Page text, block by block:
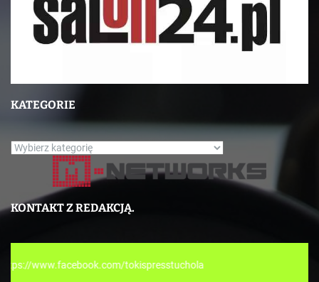
KATEGORIE
K
e
i
KONTAKT Z REDAKCJĄ.